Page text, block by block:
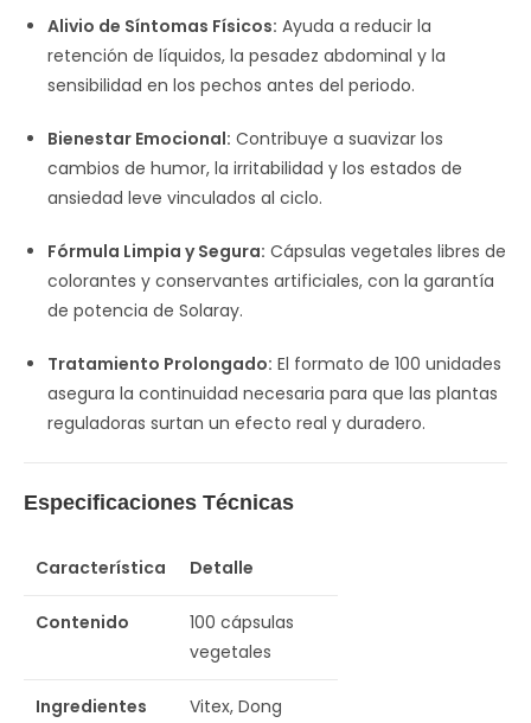
Alivio de Síntomas Físicos: Ayuda a reducir la
retención de líquidos, la pesadez abdominal y la
sensibilidad en los pechos antes del periodo.
Bienestar Emocional: Contribuye a suavizar los
cambios de humor, la irritabilidad y los estados de
ansiedad leve vinculados al ciclo.
Fórmula Limpia y Segura: Cápsulas vegetales libres de
colorantes y conservantes artificiales, con la garantía
de potencia de Solaray.
Tratamiento Prolongado: El formato de 100 unidades
asegura la continuidad necesaria para que las plantas
reguladoras surtan un efecto real y duradero.
Especificaciones Técnicas
Característica Detalle
Contenido
100 cápsulas
vegetales
Ingredientes
Vitex, Dong